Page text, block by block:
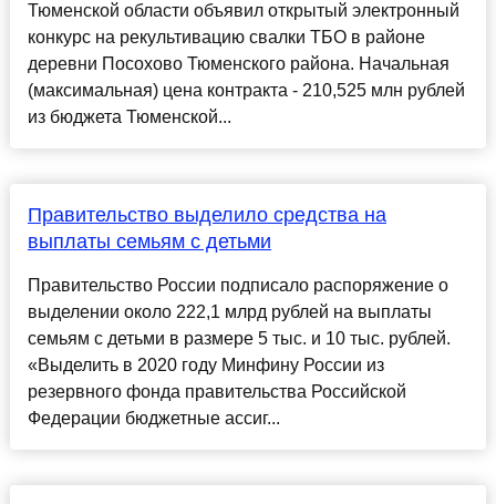
Тюменской области объявил открытый электронный
конкурс на рекультивацию свалки ТБО в районе
деревни Посохово Тюменского района. Начальная
(максимальная) цена контракта - 210,525 млн рублей
из бюджета Тюменской...
Правительство выделило средства на
выплаты семьям с детьми
Правительство России подписало распоряжение о
выделении около 222,1 млрд рублей на выплаты
семьям с детьми в размере 5 тыс. и 10 тыс. рублей.
«Выделить в 2020 году Минфину России из
резервного фонда правительства Российской
Федерации бюджетные ассиг...